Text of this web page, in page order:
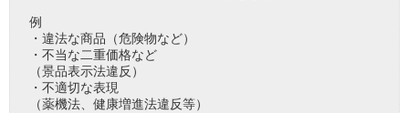
例
・違法な商品（危険物など）
・不当な二重価格など
（景品表示法違反）
・不適切な表現
（薬機法、健康増進法違反等）